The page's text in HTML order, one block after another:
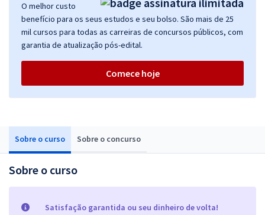
Sobre o curso Sobre o concurso
Sobre o curso
Satisfação garantida ou seu dinheiro de volta!
O melhor custo
benefício para os seus estudos e seu bolso. São mais de 25
mil cursos para todas as carreiras de concursos públicos, com
garantia de atualização pós-edital.
Comece hoje